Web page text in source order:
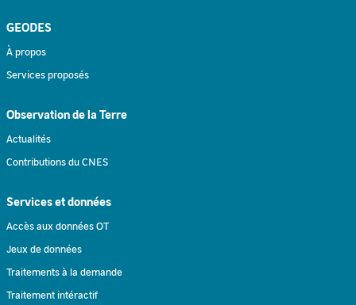
GEODES
À propos
Services proposés
Observation de la Terre
Actualités
Contributions du CNES
Services et données
Accès aux données OT
Jeux de données
Traitements à la demande
Traitement intéractif